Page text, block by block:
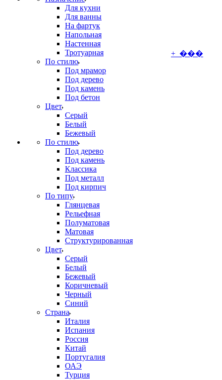
Для кухни
Для ванны
На фартук
Напольная
Настенная
Тротуарная
По стилю
Под мрамор
Под дерево
Под камень
Под бетон
Цвет
Серый
Белый
Бежевый
По стилю
Под дерево
Под камень
Классика
Под металл
Под кирпич
По типу
Глянцевая
Рельефная
Полуматовая
Матовая
Структурированная
Цвет
Серый
Белый
Бежевый
Коричневый
Черный
Синий
Страна
Италия
Испания
Россия
Китай
Португалия
ОАЭ
Турция
+ ���